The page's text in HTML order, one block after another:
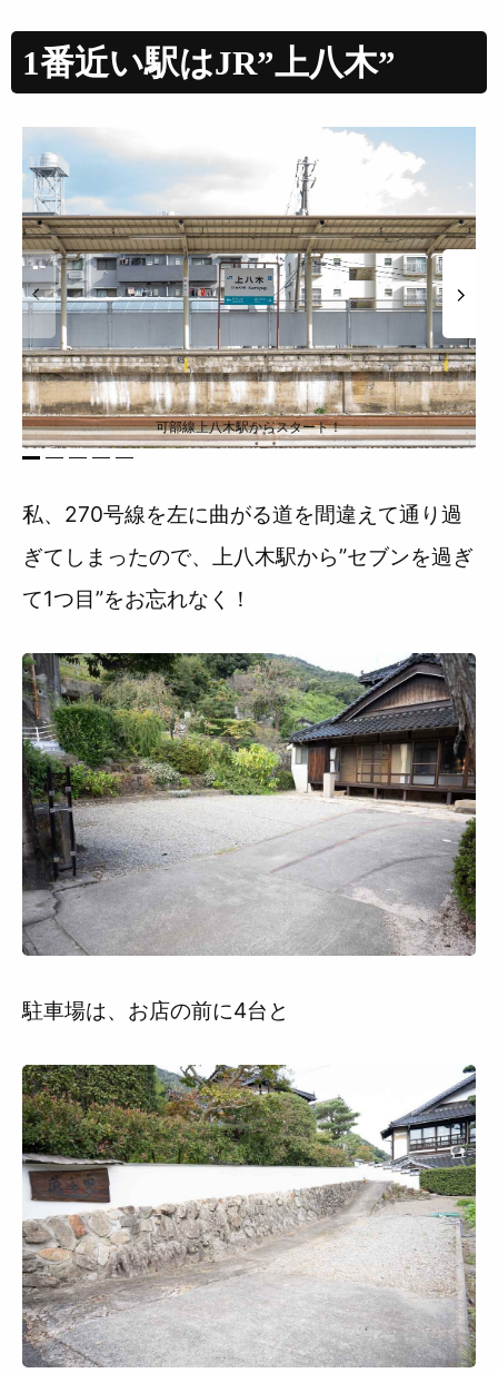
1番近い駅はJR”上八木”
可部線上八木駅からスタート！
私、270号線を左に曲がる道を間違えて通り過
ぎてしまったので、上八木駅から”セブンを過ぎ
て1つ目”をお忘れなく！
駐車場は、お店の前に4台と